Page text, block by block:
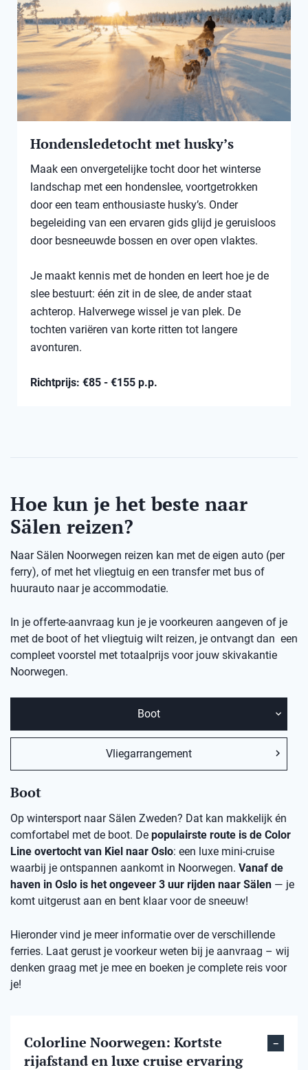
Hondensledetocht met husky’s
Maak een onvergetelijke tocht door het winterse
landschap met een hondenslee, voortgetrokken
door een team enthousiaste husky’s. Onder
begeleiding van een ervaren gids glijd je geruisloos
door besneeuwde bossen en over open vlaktes.
Je maakt kennis met de honden en leert hoe je de
slee bestuurt: één zit in de slee, de ander staat
achterop. Halverwege wissel je van plek. De
tochten variëren van korte ritten tot langere
avonturen.
Richtprijs: €85 - €155 p.p.
Hoe kun je het beste naar
Sälen reizen?
Naar Sälen Noorwegen reizen kan met de eigen auto (per
ferry), of met het vliegtuig en een transfer met bus of
huurauto naar je accommodatie.
In je offerte-aanvraag kun je je voorkeuren aangeven of je
met de boot of het vliegtuig wilt reizen, je ontvangt dan een
compleet voorstel met totaalprijs voor jouw skivakantie
Noorwegen.
Boot
Vliegarrangement
Boot
Op wintersport naar Sälen Zweden? Dat kan makkelijk én
comfortabel met de boot. De populairste route is de Color
Line overtocht van Kiel naar Oslo: een luxe mini-cruise
waarbij je ontspannen aankomt in Noorwegen. Vanaf de
haven in Oslo is het ongeveer 3 uur rijden naar Sälen — je
komt uitgerust aan en bent klaar voor de sneeuw!
Hieronder vind je meer informatie over de verschillende
ferries. Laat gerust je voorkeur weten bij je aanvraag – wij
denken graag met je mee en boeken je complete reis voor
je!
Colorline Noorwegen: Kortste
rijafstand en luxe cruise ervaring